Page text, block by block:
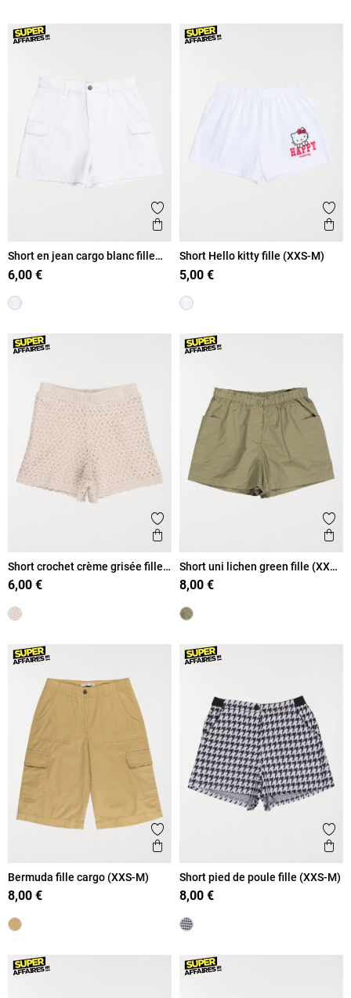
Ajouter aux favoris
Aperçu rapide
Short en jean cargo blanc fille
(XXS-M)
6,00 €
Short Hello kitty fille (XXS-M)
5,00 €
Ajouter aux favoris
Aperçu rapide
Short crochet crème grisée fille
(XXS-M)
6,00 €
Short uni lichen green fille (XXS-
M)
8,00 €
Ajouter aux favoris
Aperçu rapide
Bermuda fille cargo (XXS-M)
8,00 €
Short pied de poule fille (XXS-M)
8,00 €